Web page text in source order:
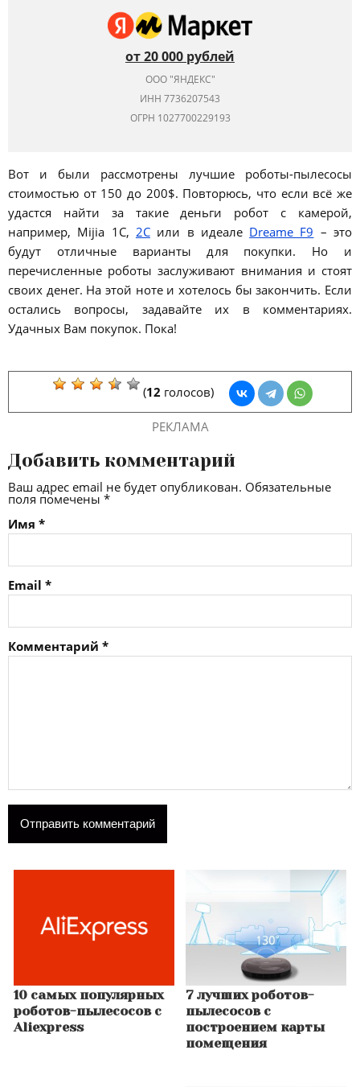
от 20 000 рублей
ООО "ЯНДЕКС"
ИНН 7736207543
ОГРН 1027700229193
Вот и были рассмотрены лучшие роботы-пылесосы
стоимостью от 150 до 200$. Повторюсь, что если всё же
удастся найти за такие деньги робот с камерой,
например, Mijia 1C, 2Cили в идеале Dreame F9 – это
будут отличные варианты для покупки. Но и
перечисленные роботы заслуживают внимания и стоят
своих денег. На этой ноте и хотелось бы закончить. Если
остались вопросы, задавайте их в комментариях.
Удачных Вам покупок. Пока!
(12 голосов)
РЕКЛАМА
Добавить комментарий
Ваш адрес email не будет опубликован. Обязательные
поля помечены *
Имя *
Email *
Комментарий *
10 самых популярных
роботов-пылесосов с
Aliexpress
7 лучших роботов-
пылесосов с
построением карты
помещения